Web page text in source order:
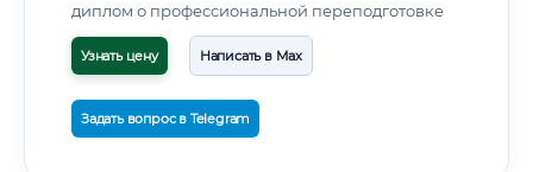
диплом о профессиональной переподготовке
Узнать цену Написать в Max
Задать вопрос в Telegram